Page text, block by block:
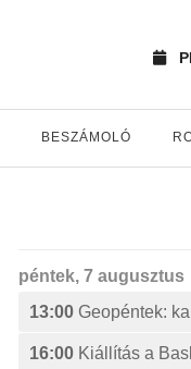
BESZÁMOLÓ
péntek, 7 augusztus
13:00 Geopéntek:
16:00 Kiállítás a